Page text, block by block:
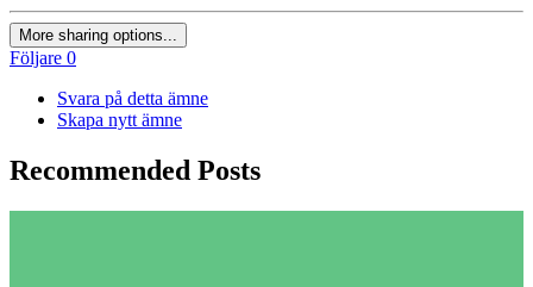
More sharing options...
Följare 0
Svara på detta ämne
Skapa nytt ämne
Recommended Posts